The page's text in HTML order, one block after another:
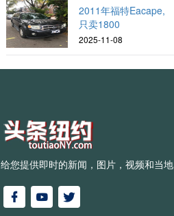
2011年福特Eacape,
只卖1800
2025-11-08
给您提供即时的新闻，图片，视频和当